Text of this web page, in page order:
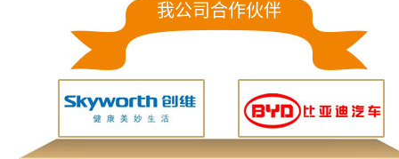
我公司合作伙伴